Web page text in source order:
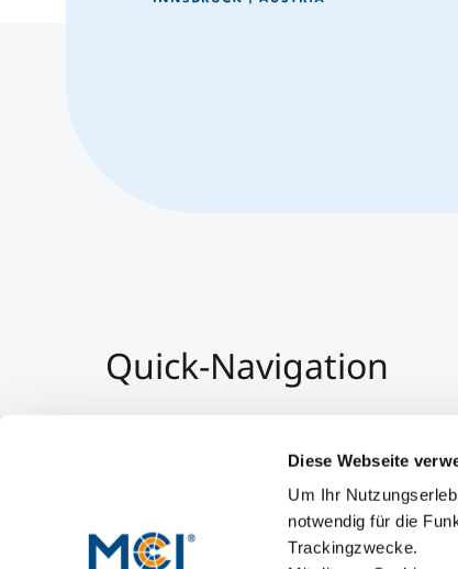
Diese Webseite
Um Ihr
notwendig für die
Trackingzwecke.
Quick-Navigation